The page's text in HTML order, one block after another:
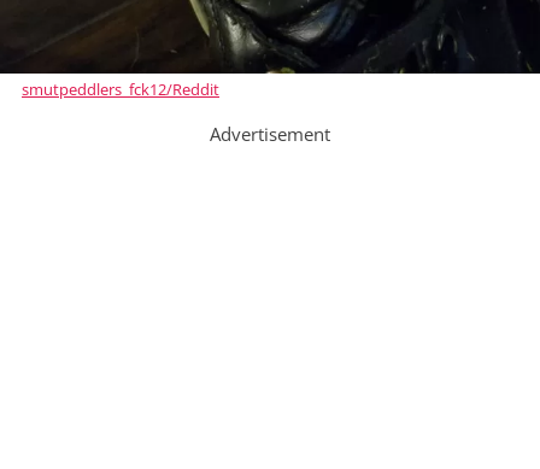
smutpeddlers_fck12/Reddit
Advertisement